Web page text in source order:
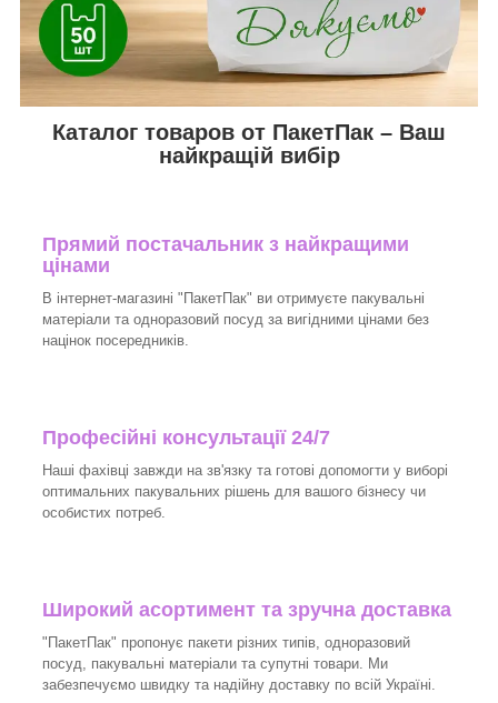
Каталог товаров от ПакетПак – Ваш
найкращій вибір
Прямий постачальник з найкращими
цінами
В інтернет-магазині "ПакетПак" ви отримуєте пакувальні
матеріали та одноразовий посуд за вигідними цінами без
націнок посередників.
Професійні консультації 24/7
Наші фахівці завжди на зв'язку та готові допомогти у виборі
оптимальних пакувальних рішень для вашого бізнесу чи
особистих потреб.
Широкий асортимент та зручна доставка
"ПакетПак" пропонує пакети різних типів, одноразовий
посуд, пакувальні матеріали та супутні товари. Ми
забезпечуємо швидку та надійну доставку по всій Україні.